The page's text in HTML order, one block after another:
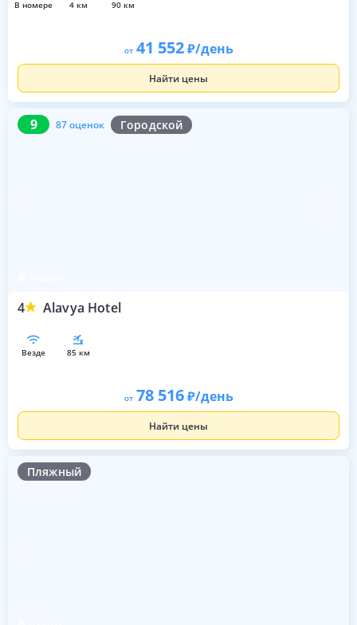
в номере 4 км 90 км
от 41 552 /день
Найти цены
9 87 оценок Городской
4 Alavya Hotel
9 87 оценок
везде 85 км
от 78 516 /день
Найти цены
Пляжный